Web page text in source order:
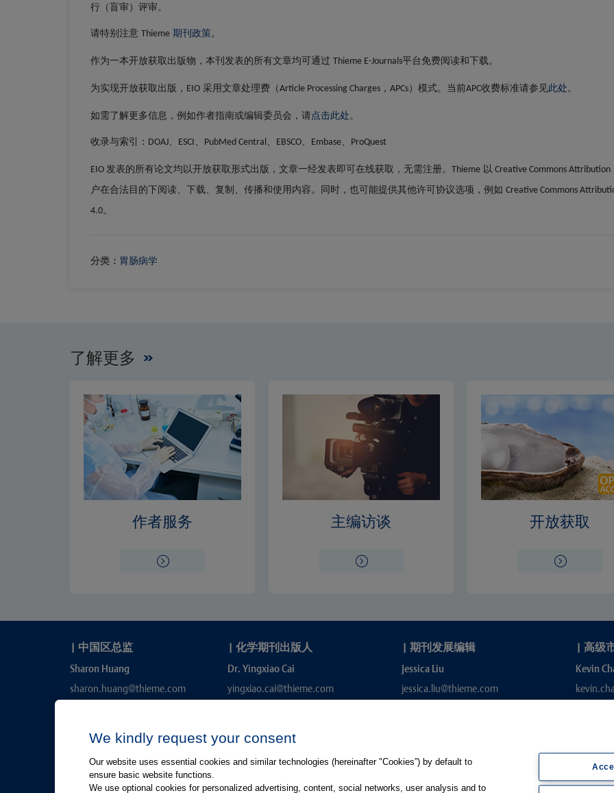
行（盲审）评审。
请特别注意 Thieme 期刊政策。
作为一本开放获取出版物， 本刊 发表的所有文章均可通过 Thieme E-Journals平台免费阅读和下载。
为实现开放获取出版 ，EIO 采用文章处理费 （Article Processing Charges，APCs） 模式。当前APC收费标准请参见此处。
如需了解更多信息，例如作者指南或编辑委员会，请点击此处。
收录与索引 ：DOAJ、ESCI、PubMed Central、EBSCO、Embase、ProQuest
EIO 发表的所有论文均以开放获取形式出版，文章一经发表即可在线获取，无需注册。 Thieme 以 Creative Commons Attribution
户在合法目的下阅读、下载、复制、传播和使用内容。同时，也可能提供其他许可协议选项，例如 Creative Commons
4.0。
分类： 胃肠病学
编辑委员会
了解更多
作者服务 主编访谈 开放获取
| 中国区总监
Sharon Huang
sharon.huang@thieme.com
| 化学期刊出版人
Dr. Yingxiao Cai
yingxiao.cai@thieme.com
| 期刊发展编辑
Jessica Liu
jessica.liu@thieme.com
| 高级
Kevin
We kindly request your consent
Our website uses essential cookies and similar technologies (hereinafter "Cookies”) by default to
ensure basic website functions.
We use optional cookies for personalized advertising, content, social networks, user analysis and to